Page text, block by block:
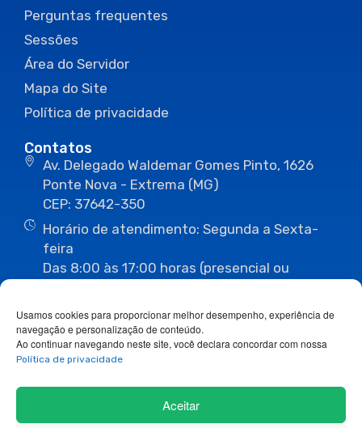
Usamos cookies para proporcionar melhor desempenho, experiência de
navegação e personalização de conteúdo.
Ao continuar navegando neste site, você declara concordar com nossa
Política de privacidade
Aceitar
Perguntas frequentes
Sessões
Área do Servidor
Mapa do Site
Política de privacidade
Contatos
Av. Delegado Waldemar Gomes Pinto, 1626
Ponte Nova - Extrema (MG)
CEP: 37642-350
Horário de atendimento: Segunda a Sexta-
feira
Das 8:00 às 17:00 horas (presencial ou
(35) 3435-1112 (35) 3435-3063
ouvidoria@camaraextrema.mg.gov.br
imprensa@camaraextrema.mg.gov.br
Siga-nos: